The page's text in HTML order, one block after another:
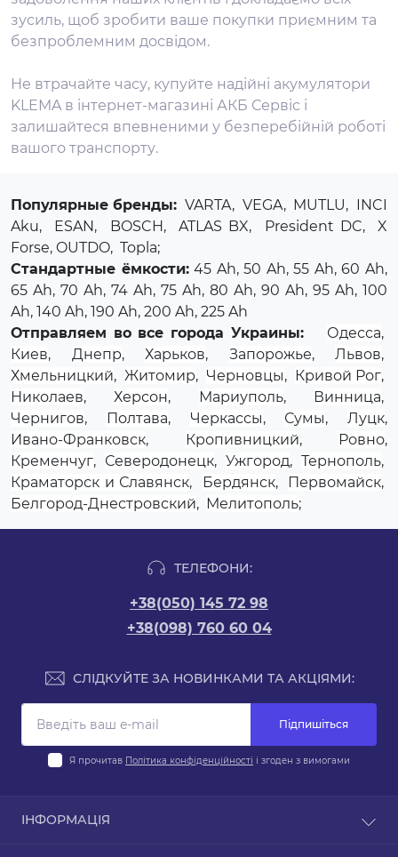
зусиль, щоб зробити ваше покупки приємним та
безпроблемним досвідом.
Не втрачайте часу, купуйте надійні акумулятори
KLEMA в інтернет-магазині АКБ Сервіс і
залишайтеся впевненими у безперебійній роботі
вашого транспорту.
Популярные бренды: VARTA, VEGA, MUTLU, INCI
Aku, ESAN, BOSCH,ATLAS BX, President DC,X
Forse, OUTDO, Topla;
Стандартные ёмкости:45 Ah, 50 Ah, 55 Ah, 60 Ah,
65 Ah, 70 Ah, 74 Ah, 75 Ah, 80 Ah, 90 Ah, 95 Ah, 100
Ah, 140 Ah, 190 Ah, 200 Ah, 225 Ah
Отправляем во все города Украины:
Одесса,
Киев, Днепр, Харьков, Запорожье, Львов,
Хмельницкий, Житомир, Черновцы, Кривой Рог,
Николаев,Херсон, Мариуполь, Винница,
Чернигов, Полтава, Черкассы, Сумы, Луцк,
Ивано-Франковск, Кропивницкий, Ровно,
Кременчуг, Северодонецк, Ужгород, Тернополь,
Краматорск и Славянск, Бердянск, Первомайск,
Белгород-Днестровский, Мелитополь;
ТЕЛЕФОНИ:
+38(050) 145 72 98
+38(098) 760 60 04
СЛІДКУЙТЕ ЗА НОВИНКАМИ ТА АКЦІЯМИ:
Підпишіться
Я прочитав Політика конфіденційності і згоден з вимогами
ІНФОРМАЦІЯ